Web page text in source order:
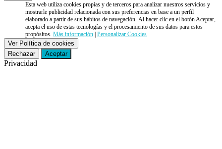
Esta web utiliza cookies propias y de terceros para analizar nuestros servicios y
mostrarle publicidad relacionada con sus preferencias en base a un perfil
elaborado a partir de sus hábitos de navegación. Al hacer clic en el botón Aceptar,
acepta el uso de estas tecnologías y el procesamiento de sus datos para estos
propósitos.Más información |Personalizar Cookies
Ver Política de cookies
Rechazar
Aceptar
Privacidad